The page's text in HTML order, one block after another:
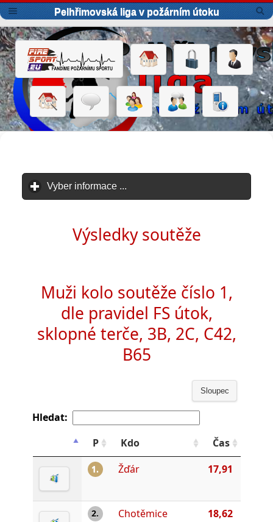
Pelhřimovská liga v požárním útoku
Vyber informace ...
Výsledky soutěže
Muži kolo soutěže číslo 1,
dle pravidel FS útok,
sklopné terče, 3B, 2C, C42,
B65
Sloupec
Hledat:
P
Kdo Čas
1. Žďár 17,91
2. Chotěmice 18,62